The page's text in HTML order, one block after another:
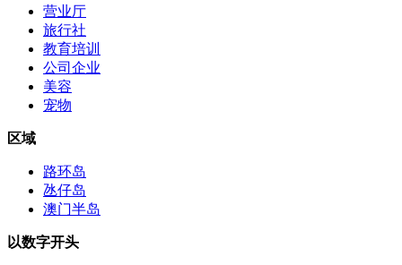
营业厅
旅行社
教育培训
公司企业
美容
宠物
区域
路环岛
氹仔岛
澳门半岛
以数字开头